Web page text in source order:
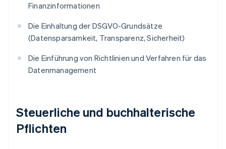
Finanzinformationen
Die Einhaltung der DSGVO-Grundsätze
(Datensparsamkeit, Transparenz, Sicherheit)
Die Einführung von Richtlinien und Verfahren für das
Datenmanagement
Steuerliche und buchhalterische
Pflichten